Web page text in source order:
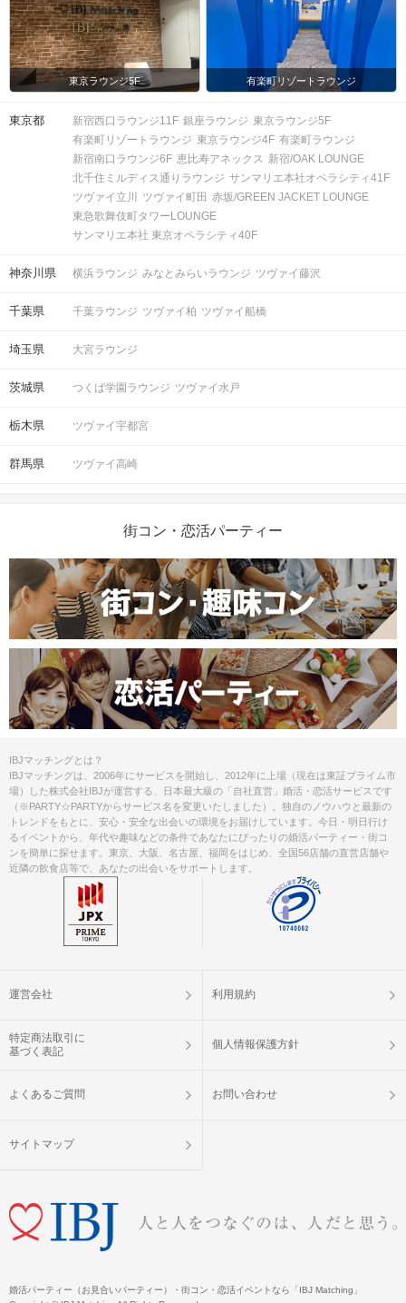
東京ラウンジ5F 有楽町リゾートラウンジ
東京都 新宿西口ラウンジ11F 銀座ラウンジ 東京ラウンジ5F
有楽町リゾートラウンジ 東京ラウンジ4F 有楽町ラウンジ
新宿南口ラウンジ6F 恵比寿アネックス 新宿/OAK LOUNGE
北千住ミルディス通りラウンジ サンマリエ本社オペラシティ41F
ツヴァイ立川
ツヴァイ町田 赤坂/GREEN JACKET LOUNGE
東急歌舞伎町タワーLOUNGE
サンマリエ本社 東京オペラシティ40F
神奈川県 横浜ラウンジ みなとみらいラウンジ ツヴァイ藤沢
千葉県 千葉ラウンジ ツヴァイ柏 ツヴァイ船橋
埼玉県 大宮ラウンジ
茨城県 つくば学園ラウンジ ツヴァイ水戸
栃木県 ツヴァイ宇都宮
群馬県 ツヴァイ高崎
街コン・恋活パーティー
IBJマッチングとは？
IBJマッチングは、2006年にサービスを開始し、2012年に上場（現在は東証プライム市
場）した株式会社IBJが運営する、日本最大級の「自社直営」婚活・恋活サービスです
（※PARTY☆PARTYからサービス名を変更いたしました）。独自のノウハウと最新の
トレンドをもとに、安心・安全な出会いの環境をお届けしています。今日・明日行け
るイベントから、年代や趣味などの条件であなたにぴったりの婚活パーティー・街コ
ンを簡単に探せます。東京、大阪、名古屋、福岡をはじめ、全国56店舗の直営店舗や
近隣の飲食店等で、あなたの出会いをサポートします。
運営会社 利用規約
特定商法取引に
基づく表記
個人情報保護方針
よくあるご質問 お問い合わせ
サイトマップ
婚活パーティー（お見合いパーティー）・街コン・恋活イベントなら「IBJ Matching」